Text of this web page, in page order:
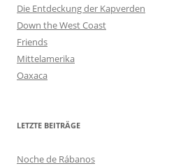
Die Entdeckung der Kapverden
Down the West Coast
Friends
Mittelamerika
Oaxaca
LETZTE BEITRÄGE
Noche de Rábanos